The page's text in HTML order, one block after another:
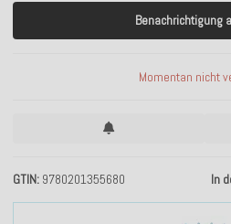
GTIN 9780201355680 In
Benachrichtigung
Momentan nicht